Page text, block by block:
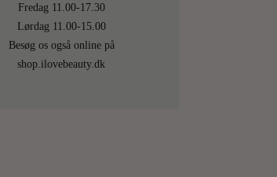
Fredag 11.00-17.30
Lørdag 11.00-15.00
Besøg os også online på
shop.ilovebeauty.dk